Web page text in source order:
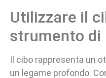
Utilizzare il
strumento di
Il cibo rappresenta un
un legame profondo.